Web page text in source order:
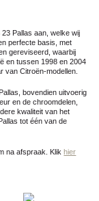
Pallas aan, welke wij
perfecte basis, met
gereviseerd, waarbij
en tussen 1998 en 2004
van Citroën-modellen.
bovendien uitvoerig
en de chroomdelen,
kwaliteit van het
tot één van de
na afspraak. Klikhier